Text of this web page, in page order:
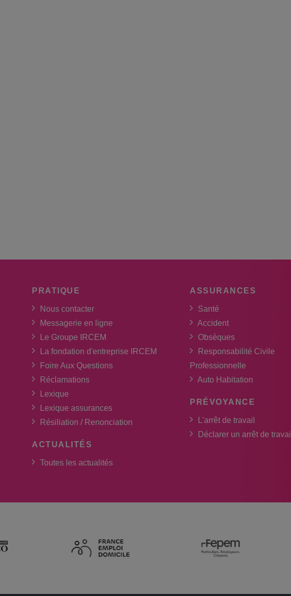
PRATIQUE
Nous contacter
Messagerie en ligne
Le Groupe IRCEM
La fondation d'entreprise IRCEM
Foire Aux Questions
Réclamations
Lexique
Lexique assurances
Résiliation / Renonciation
ACTUALITÉS
Toutes les actualités
ASSURANCES
Santé
Accident
Obsèques
Responsabilité Civile
Professionnelle
Auto Habitation
PRÉVOYANCE
L'arrêt de travail
Déclarer un arrêt de travail